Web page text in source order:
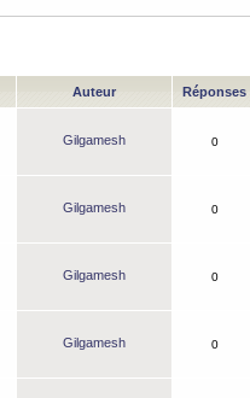
Auteur Réponses
Gilgamesh 0
Gilgamesh 0
Gilgamesh 0
Gilgamesh 0